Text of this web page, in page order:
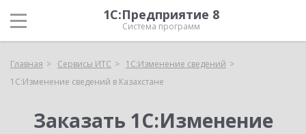
1С:Предприятие 8
Система программ
Главная Сервисы ИТС
1С:Изменение сведений
1С:Изменение сведений в Казахстане
Заказать 1С:Изменение